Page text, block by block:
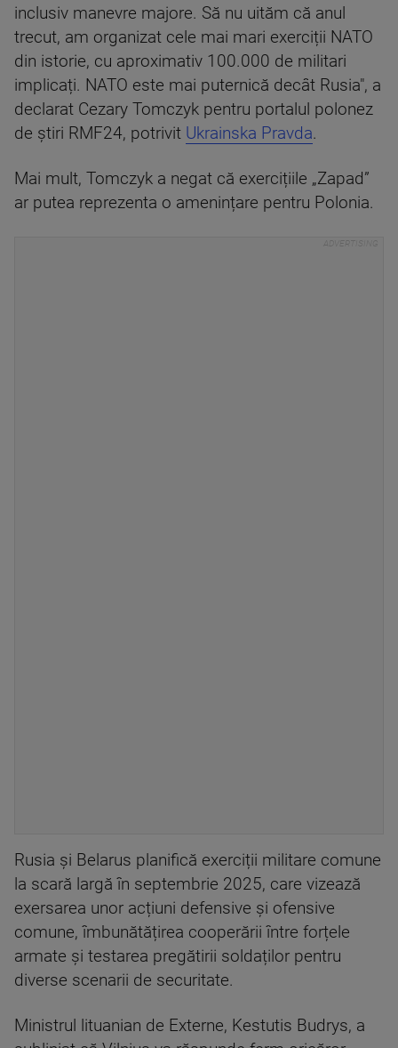
inclusiv manevre majore. Să nu uităm că anul
trecut, am organizat cele mai mari exerciții NATO
din istorie, cu aproximativ 100.000 de militari
implicați. NATO este mai puternică decât Rusia", a
declarat Cezary Tomczyk pentru portalul polonez
de știri RMF24, potrivit Ukrainska Pravda.
Mai mult, Tomczyk a negat că exercițiile „Zapad”
ar putea reprezenta o amenințare pentru Polonia.
Rusia și Belarus planifică exerciții militare comune
la scară largă în septembrie 2025, care vizează
exersarea unor acțiuni defensive și ofensive
comune, îmbunătățirea cooperării între forțele
armate și testarea pregătirii soldaților pentru
diverse scenarii de securitate.
Ministrul lituanian de Externe, Kestutis Budrys, a